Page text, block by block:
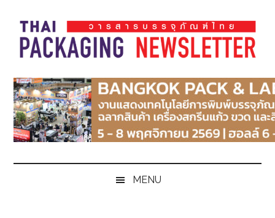
main
content
secondary
menu
primary
sidebar
footer
Thai
Pack
Magazine
Pack
Magazine
MENU